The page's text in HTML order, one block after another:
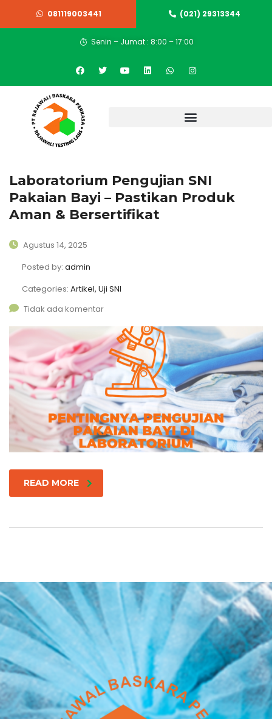
081119003441 (021) 29313344
Senin – Jumat : 8:00 – 17:00
Laboratorium Pengujian SNI
Pakaian Bayi – Pastikan Produk
Aman & Bersertifikat
Agustus 14, 2025
Posted by: admin
Categories: Artikel, Uji SNI
Tidak ada komentar
READ MORE